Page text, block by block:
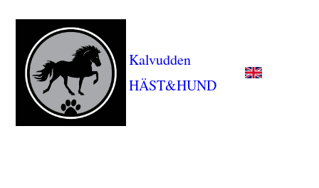
Kalvudden
HÄST&HUND